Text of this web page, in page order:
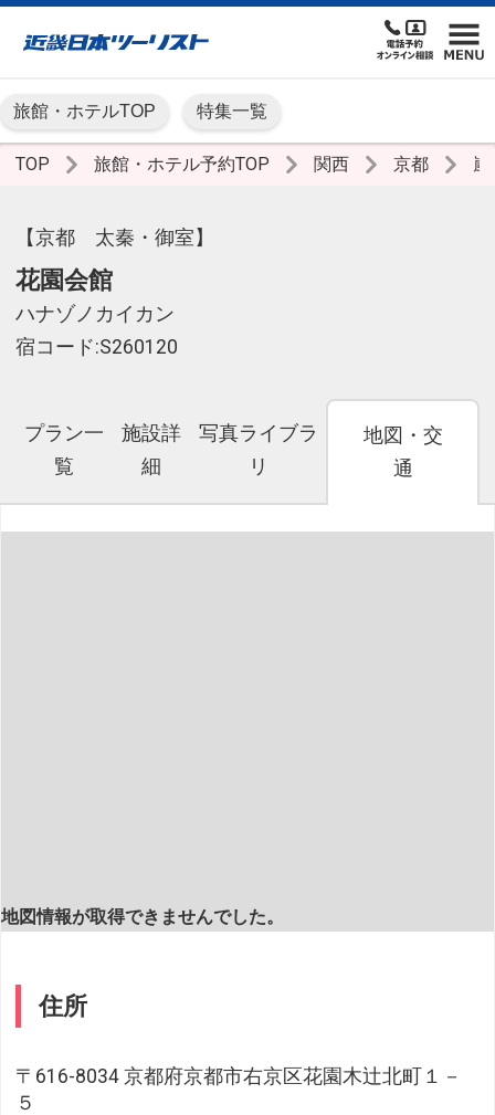
旅館・ホテルTOP 特集一覧
TOP 旅館・ホテル予約TOP 関西 京都
【京都 太秦・御室】
花園会館
ハナゾノカイカン
宿コード:S260120
プラン一
覧
施設詳
細
写真ライブラ
リ
地図・交
通
地図情報が取得できませんでした。
住所
〒616-8034 京都府京都市右京区花園木辻北町１－
５